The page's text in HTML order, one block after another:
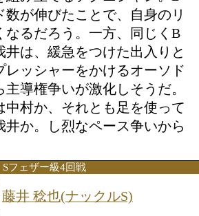
中経過をみる
からワンツー、左ボデ
なスタイルが持ち味だ
らず主導権を握りたい
一戦だ。
51.5kg契約6回戦